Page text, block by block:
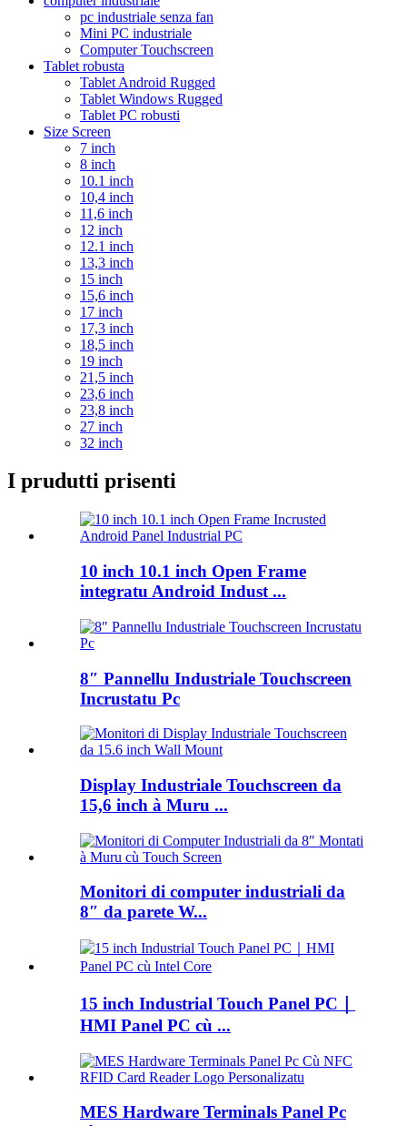
pc industriale senza fan
Mini PC industriale
Computer Touchscreen
Tablet robusta
Tablet Android Rugged
Tablet Windows Rugged
Tablet PC robusti
Size Screen
7 inch
8 inch
10.1 inch
10,4 inch
11,6 inch
12 inch
12.1 inch
13,3 inch
15 inch
15,6 inch
17 inch
17,3 inch
18,5 inch
19 inch
21,5 inch
23,6 inch
23,8 inch
27 inch
32 inch
I prudutti prisenti
10 inch 10.1 inch Open Frame
integratu Android Indust ...
8″ Pannellu Industriale Touchscreen
Incrustatu Pc
Display Industriale Touchscreen da
15,6 inch à Muru ...
Monitori di computer industriali da
8″ da parete W...
15 inch Industrial Touch Panel PC｜
HMI Panel PC cù ...
MES Hardware Terminals Panel Pc